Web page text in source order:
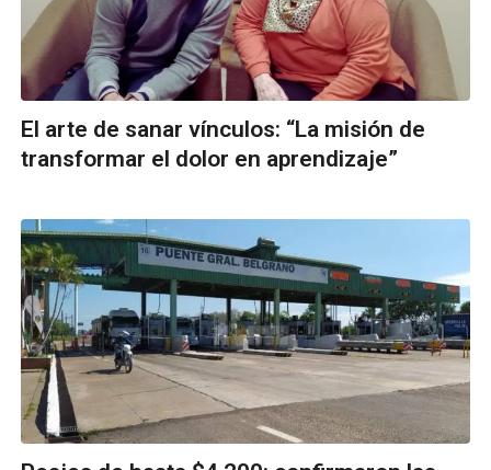
El arte de sanar vínculos: “La misión de
transformar el dolor en aprendizaje”